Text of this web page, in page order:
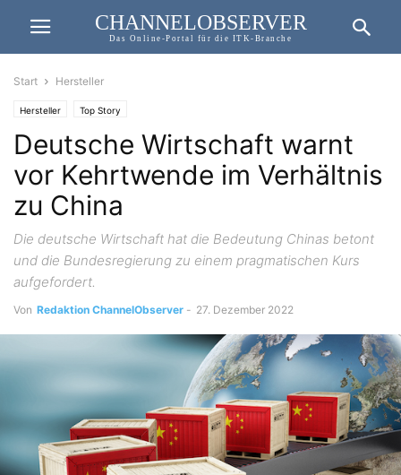
CHANNELOBSERVER
Das Online-Portal für die ITK-Branche
Start Hersteller
Hersteller Top Story
Deutsche Wirtschaft warnt
vor Kehrtwende im Verhältnis
zu China
Die deutsche Wirtschaft hat die Bedeutung Chinas betont
und die Bundesregierung zu einem pragmatischen Kurs
aufgefordert.
Von Redaktion ChannelObserver - 27. Dezember 2022